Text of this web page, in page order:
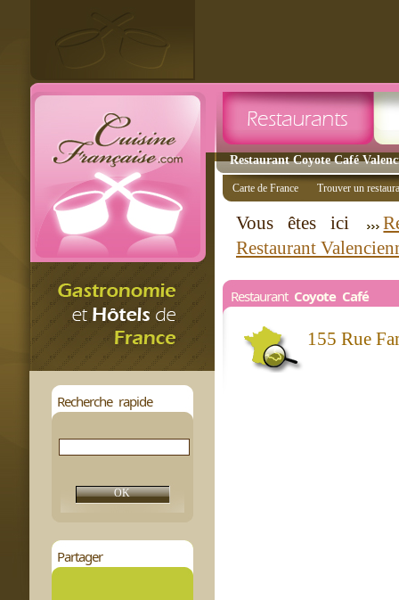
Restaurant Coyote Café
Recherche rapide
Partager
Carte de France Trouver un
Vous êtes ici
Restaurant
Restaurant Coyote Café
155 Rue